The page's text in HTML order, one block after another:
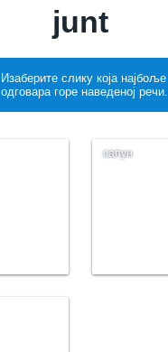
junt
Изаберите слику која најбоље
одговара горе наведеној речи.
сапун